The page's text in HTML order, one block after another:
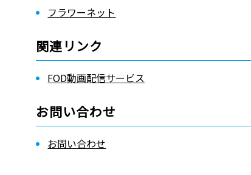
フラワーネット
関連リンク
FOD動画配信サービス
お問い合わせ
お問い合わせ